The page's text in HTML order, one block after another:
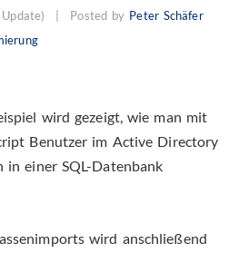
Posted by Peter Schäfer
wird gezeigt, wie man mit
Benutzer im Active Directory
in einer SQL-Datenbank
wird anschließend